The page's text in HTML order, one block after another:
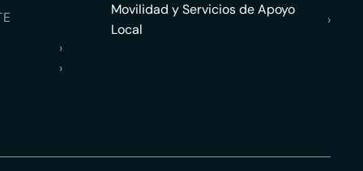
›
›
Movilidad y Servicios de Apoyo
Local
›